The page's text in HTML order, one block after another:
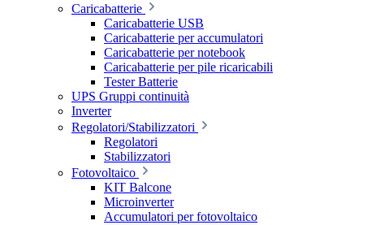
Caricabatterie
Caricabatterie USB
Caricabatterie per accumulatori
Caricabatterie per notebook
Caricabatterie per pile ricaricabili
Tester Batterie
UPS Gruppi continuità
Inverter
Regolatori/Stabilizzatori
Regolatori
Stabilizzatori
Fotovoltaico
KIT Balcone
Microinverter
Accumulatori per fotovoltaico